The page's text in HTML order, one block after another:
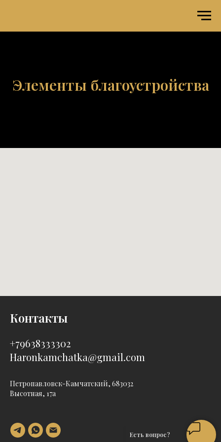
Есть вопрос?
Элементы благоустройства
Контакты
+79638333302
Haronkamchatka@gmail.com
Петропавловск-Камчатский, 683032
Высотная, 17а